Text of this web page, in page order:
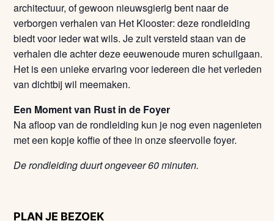
architectuur, of gewoon nieuwsgierig bent naar de
verborgen verhalen van Het Klooster: deze rondleiding
biedt voor ieder wat wils. Je zult versteld staan van de
verhalen die achter deze eeuwenoude muren schuilgaan.
Het is een unieke ervaring voor iedereen die het verleden
van dichtbij wil meemaken.
Een Moment van Rust in de Foyer
Na afloop van de rondleiding kun je nog even nagenieten
met een kopje koffie of thee in onze sfeervolle foyer.
De rondleiding duurt ongeveer 60 minuten.
PLAN JE BEZOEK